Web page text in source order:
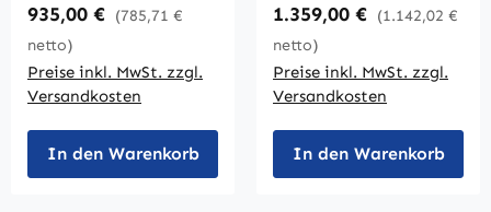
Regulärer Preis:
935,00 € (785,71 €
netto)
Preise inkl. MwSt. zzgl.
Versandkosten
In den Warenkorb
Regulärer Preis:
1.359,00 € (1.142,02 €
netto)
Preise inkl. MwSt. zzgl.
Versandkosten
In den Warenkorb